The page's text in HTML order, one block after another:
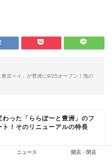
京ベイ」が豊洲に9/25オープン！海の
わった「ららぽーと豊洲」のフ
ト！そのリニューアルの特長
ニュース 開店・閉店